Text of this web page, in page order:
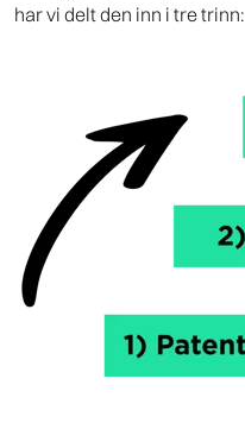
har vi delt den inn i tre trinn: